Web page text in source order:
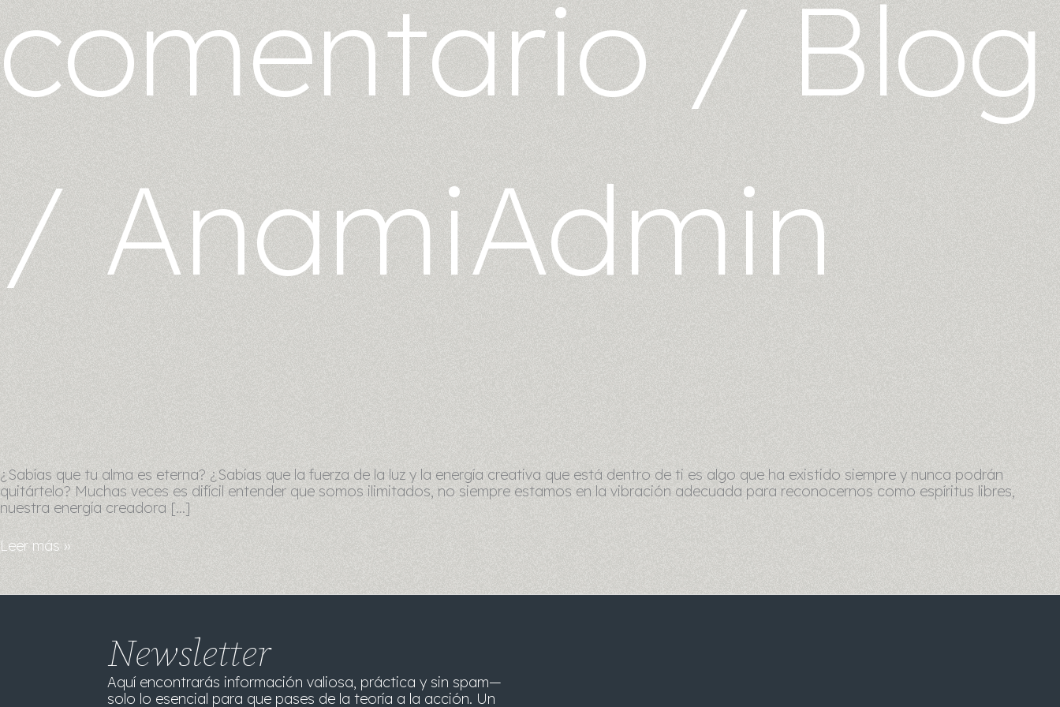
comentario / Blog
/ AnamiAdmin
¿Sabías que tu alma es eterna? ¿Sabías que la fuerza de la luz y la energía creativa que está dentro de ti es algo que ha existido siempre y nunca podrán
quitártelo? Muchas veces es difícil entender que somos ilimitados, no siempre estamos en la vibración adecuada para reconocernos como espíritus libres,
nuestra energía creadora […]
Leer más »
Newsletter
Aquí encontrarás información valiosa, práctica y sin spam—
solo lo esencial para que pases de la teoría a la acción. Un